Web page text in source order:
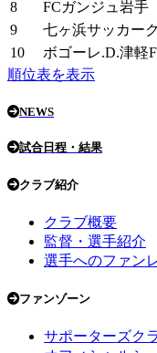
8
FCガンジュ岩手
9
七ヶ浜サッカー
10
ボゴーレ.D.津軽
順位表を表示
NEWS
試合日程・結果
クラブ紹介
クラブ概要
監督・選手紹介
選手へのファン
ファンゾーン
サポーターズク